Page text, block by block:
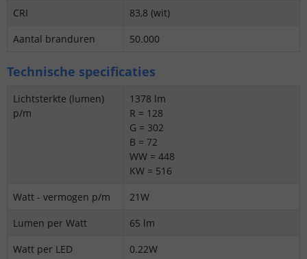
CRI
83,8 (wit)
Aantal branduren
50.000
Technische specificaties
Lichtsterkte (lumen)
p/m
1378 lm
R = 128
G = 302
B = 72
WW = 448
KW = 516
Watt - vermogen p/m
21W
Lumen per Watt
65 lm
Watt per LED
0.22W